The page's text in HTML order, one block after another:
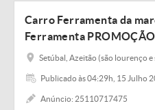
Carro Ferramenta da
Ferramenta
Setúbal, Azeitão (são lourenço e
Publicado às 04:29h, 15 Julho
Anúncio: 25110717475